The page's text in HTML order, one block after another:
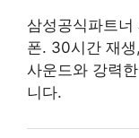
삼성공식파트
폰. 30시간 재
사운드와 강력
니다.